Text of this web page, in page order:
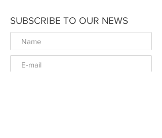
SUBSCRIBE TO OUR NEWS